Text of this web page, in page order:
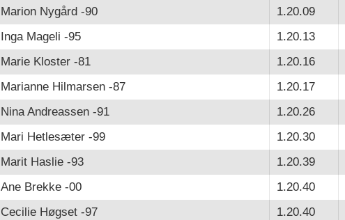
Marion Nygård -90 1.20.09
Inga Mageli -95 1.20.13
Marie Kloster -81 1.20.16
Marianne Hilmarsen -87 1.20.17
Nina Andreassen -91 1.20.26
Mari Hetlesæter -99 1.20.30
Marit Haslie -93 1.20.39
Ane Brekke -00 1.20.40
Cecilie Høgset -97 1.20.40